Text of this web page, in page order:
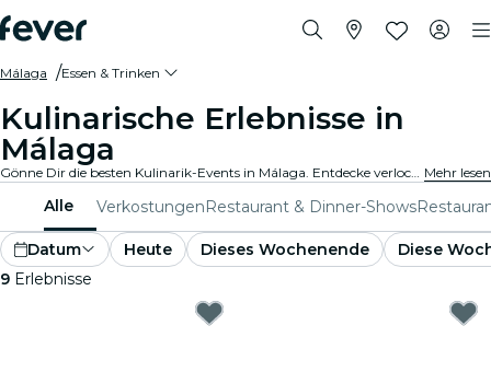
Málaga Essen & Trinken
Kulinarische Erlebnisse in
Málaga
Gönne Dir die besten Kulinarik-Events in Málaga. Entdecke verlockende Gourmet-Erlebnisse, die alle Geschmäcker und Vorlieben bedienen. Mehr lesen
Alle VerkostungenRestaurant & Dinner-Shows
Datum Heute Dieses Wochenende
Diese
9 Erlebnisse